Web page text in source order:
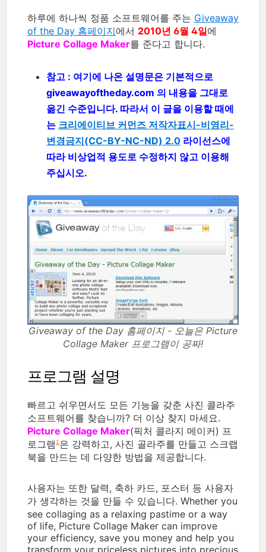
하루에 하나씩 정품 소프트웨어를 주는 Giveaway
of the Day 홈페이지에서 2010년 6월 4일에
Picture Collage Maker를 준다고 합니다.
참고 : 여기에 나온 설명문은 기본적으로
giveawayoftheday.com 의 내용을 그대로
옮긴 수준입니다. 따라서 이 글을 이용할 때에
는 크리에이티브 커먼즈 저작자표시-비영리-
변경금지(CC-BY-NC-ND) 2.0 라이선스에
따라 비상업적 용도로 수정하지 않고 이용해
주십시오.
Giveaway of the Day 홈페이지 - 오늘은 Picture
Collage Maker 프로그램이 공짜!
프로그램 설명
빠르고 쉬우면서도 모든 기능을 갖춘 사진 콜라주
소프트웨어를 찾습니까? 더 이상 찾지 마세요.
Picture Collage Maker(픽처 콜라지 메이커) 프
로그램 1 은 강력하고, 사진 골라주를 만들고 스크랩
북을 만드는 데 다양한 방법을 제공합니다.
사용자는 또한 달력, 축하 카드, 포스터 등 사용자
가 생각하는 것을 만들 수 있습니다. Whether you
see collaging as a relaxing pastime or a way
of life, Picture Collage Maker can improve
your efficiency, save you money and help you
transform your priceless pictures into precious